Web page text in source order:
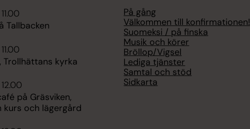
Tallbacken
Trollhättans kyrka
på Gräsviken,
kurs och lägergård
På gång
Välkommen till konfirmationen!
Suomeksi / på finska
Musik och körer
Bröllop/Vigsel
Lediga tjänster
Samtal och stöd
Sidkarta